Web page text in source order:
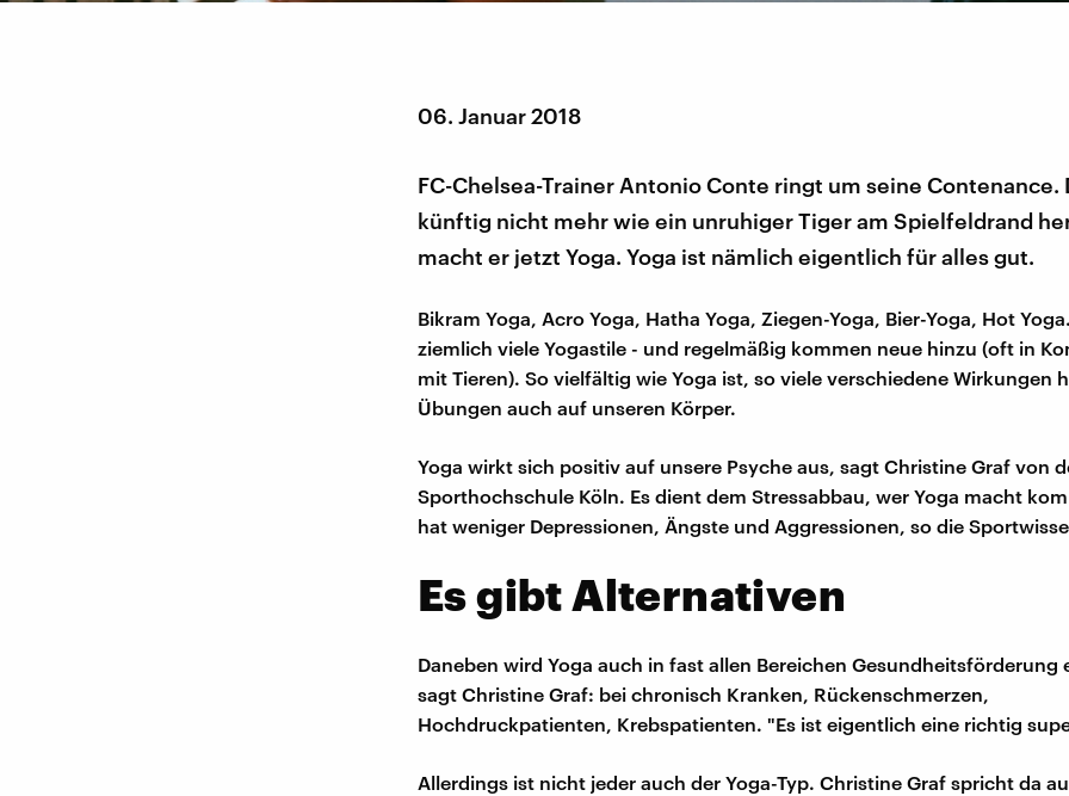
06. Januar 2018
FC-Chelsea-Trainer Antonio Conte ringt um seine Contenance.
künftig nicht mehr wie ein unruhiger Tiger am Spielfeldrand
macht er jetzt Yoga. Yoga ist nämlich eigentlich für alles gut.
Bikram Yoga, Acro Yoga, Hatha Yoga, Ziegen-Yoga, Bier-Yoga, Hot
ziemlich viele Yogastile - und regelmäßig kommen neue hinzu (oft in
mit Tieren). So vielfältig wie Yoga ist, so viele verschiedene Wirkungen
Übungen auch auf unseren Körper.
Yoga wirkt sich positiv auf unsere Psyche aus, sagt Christine Graf von
Sporthochschule Köln. Es dient dem Stressabbau, wer Yoga macht
hat weniger Depressionen, Ängste und Aggressionen, so die
Es gibt Alternativen
Daneben wird Yoga auch in fast allen Bereichen Gesundheitsförderung
sagt Christine Graf: bei chronisch Kranken, Rückenschmerzen,
Hochdruckpatienten, Krebspatienten. "Es ist eigentlich eine richtig
Allerdings ist nicht jeder auch der Yoga-Typ. Christine Graf spricht da